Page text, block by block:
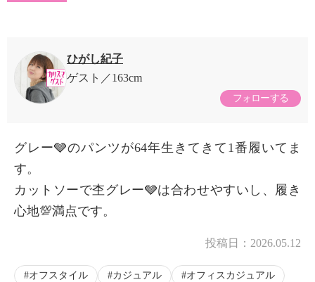
ひがし紀子
ゲスト
163cm
フォローする
グレー🩶のパンツが64年生きてきて1番履いてま
す。
カットソーで杢グレー🩶は合わせやすいし、履き
心地💯満点です。
投稿日： 2026.05.12
オフスタイル カジュアル
オフィスカジュアル